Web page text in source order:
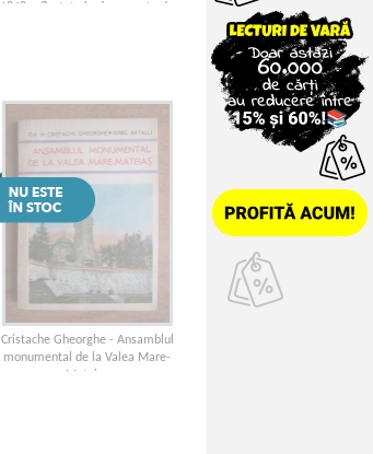
1848 reflectata in documente de
Cristache Gheorghe - Ansamblul
monumental de la Valea Mare-
Mateias